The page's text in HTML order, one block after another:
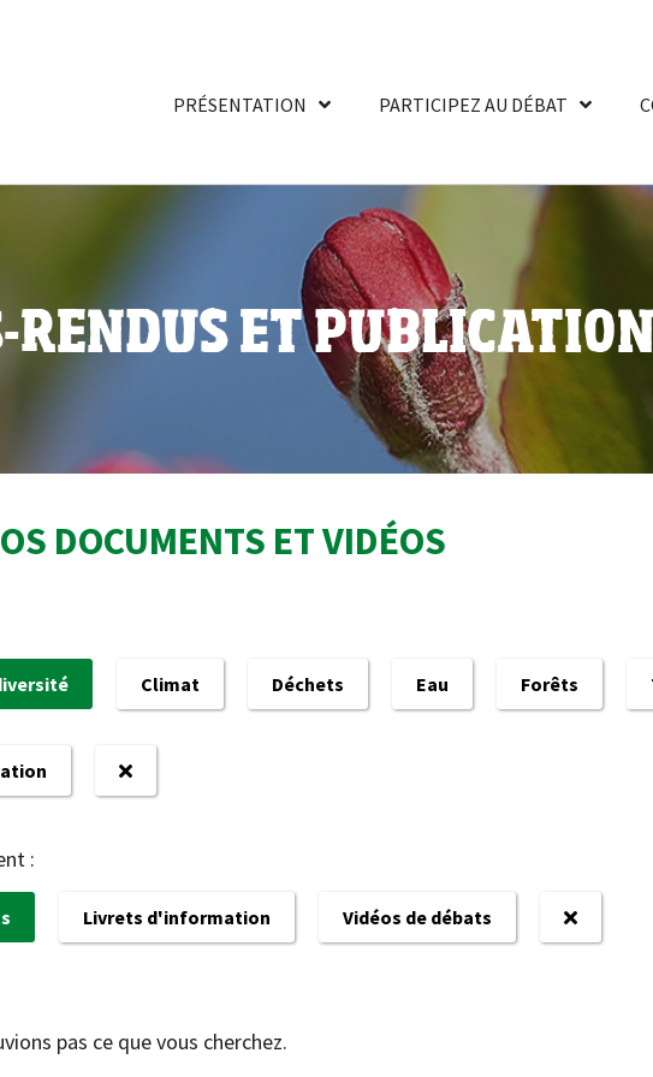
PRÉSENTATION PARTICIPEZ AU DÉBAT
RENDUS ET
DOCUMENTS ET VIDÉOS
Climat Déchets Eau Forêts
:
Livrets d'information Vidéos de débats
pas ce que vous cherchez.